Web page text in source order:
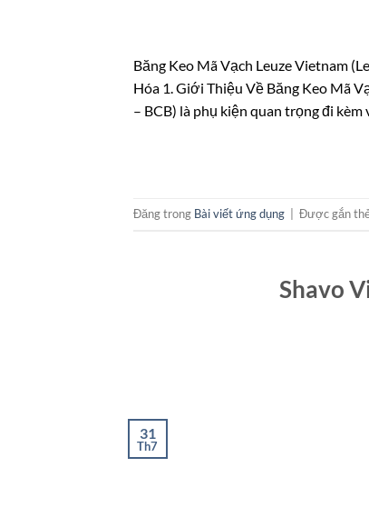
Băng Keo Mã Vạch Leuze Vietnam
Hóa 1. Giới Thiệu Về Băng Keo Mã
– BCB) là phụ kiện quan trọng đi
Đăng trong Bài viết ứng dụng Được gắn
Shavo
31
Th7